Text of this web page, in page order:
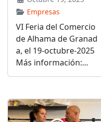
Empresas
VI Feria del Comercio
de Alhama de Granad
a, el 19-octubre-2025
Más información:...